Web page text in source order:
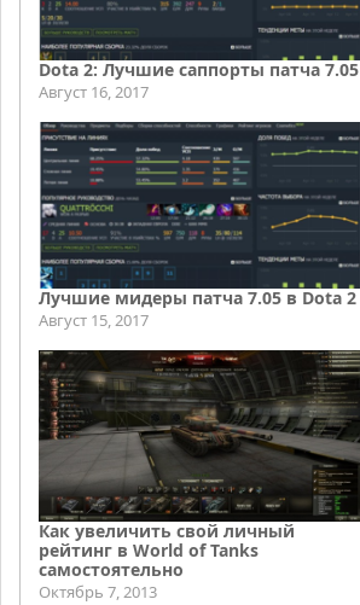
Dota 2: Лучшие саппорты патча 7.05
Август 16, 2017
Лучшие мидеры патча 7.05 в Dota 2
Август 15, 2017
Как увеличить свой личный
рейтинг в World of Tanks
самостоятельно
Октябрь 7, 2013